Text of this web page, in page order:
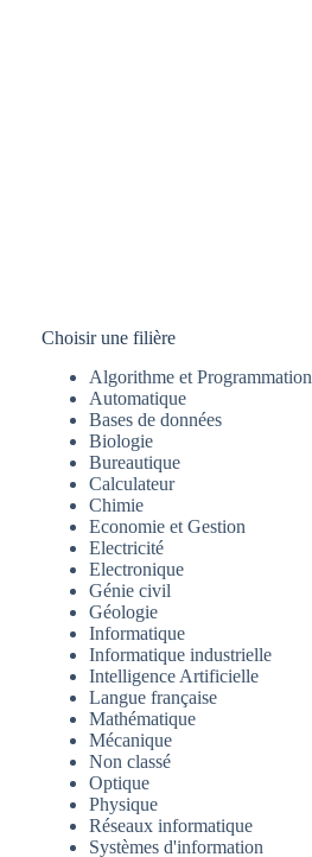
Choisir une filière
Algorithme et Programmation
Automatique
Bases de données
Biologie
Bureautique
Calculateur
Chimie
Economie et Gestion
Electricité
Electronique
Génie civil
Géologie
Informatique
Informatique industrielle
Intelligence Artificielle
Langue française
Mathématique
Mécanique
Non classé
Optique
Physique
Réseaux informatique
Systèmes d'information